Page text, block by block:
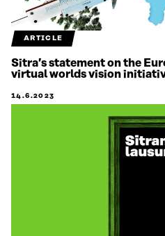
ARTICLE
Sitra’s statement on the
virtual worlds vision
14.6.2023